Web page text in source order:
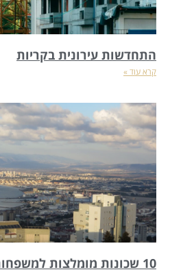
התחדשות עירונית בקריות
קרא עוד »
10 שכונות מומלצות למשפחות וצעירים בקריות